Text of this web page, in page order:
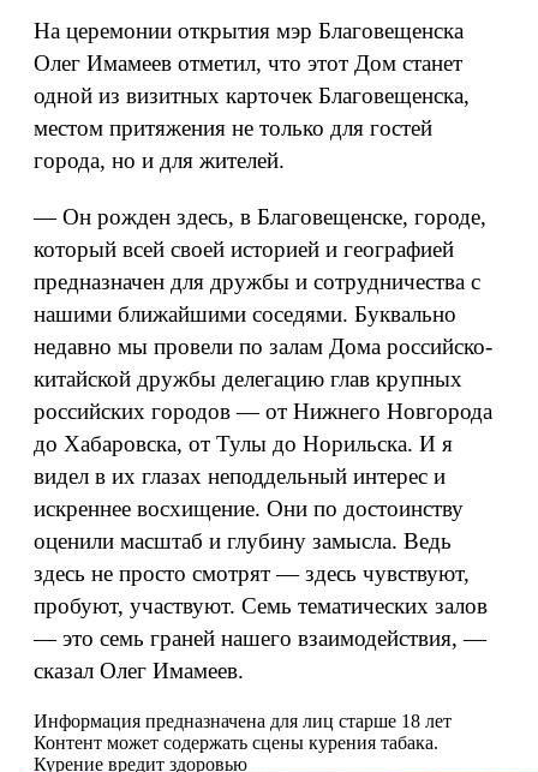
На церемонии открытия мэр Благовещенска
Олег Имамеев отметил, что этот Дом станет
одной из визитных карточек Благовещенска,
местом притяжения не только для гостей
города, но и для жителей.
— Он рожден здесь, в Благовещенске, городе,
который всей своей историей и географией
предназначен для дружбы и сотрудничества с
нашими ближайшими соседями. Буквально
недавно мы провели по залам Дома российско-
китайской дружбы делегацию глав крупных
российских городов — от Нижнего Новгорода
до Хабаровска, от Тулы до Норильска. И я
видел в их глазах неподдельный интерес и
искреннее восхищение. Они по достоинству
оценили масштаб и глубину замысла. Ведь
здесь не просто смотрят — здесь чувствуют,
пробуют, участвуют. Семь тематических залов
— это семь граней нашего взаимодействия, —
сказал Олег Имамеев.
Информация предназначена для лиц старше 18 лет
Контент может содержать сцены курения табака.
Курение вредит здоровью